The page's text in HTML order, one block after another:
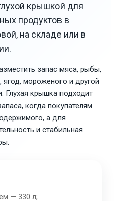
крышкой для
продуктов в
на складе или в
запас мяса, рыбы,
мороженого и другой
Глухая крышка подходит
когда покупателям
а для
и стабильная
— 330 л;